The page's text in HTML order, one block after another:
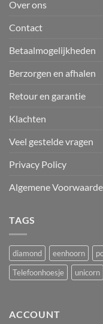
Over ons
Contact
Betaalmogelijkheden
Berzorgen en afhalen
Retour en garantie
Klachten
Veel gestelde vragen
Privacy Policy
Algemene
TAGS
diamond eenhoorn
Telefoonhoesje
unicorn
ACCOUNT